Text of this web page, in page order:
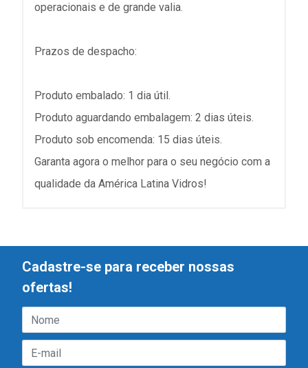
operacionais e de grande valia.
Prazos de despacho:
Produto embalado: 1 dia útil.
Produto aguardando embalagem: 2 dias úteis.
Produto sob encomenda: 15 dias úteis.
Garanta agora o melhor para o seu negócio com a
qualidade da América Latina Vidros!
Cadastre-se para receber nossas
ofertas!